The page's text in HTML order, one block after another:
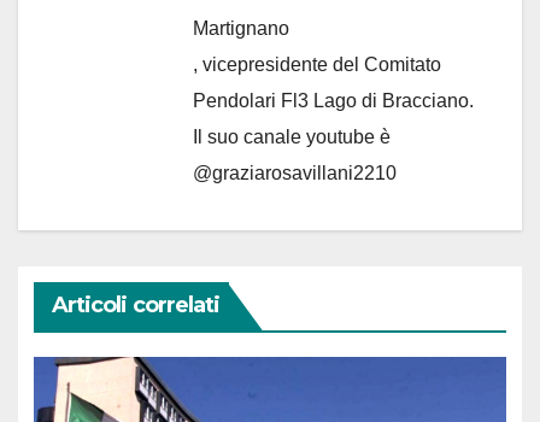
Martignano
, vicepresidente del Comitato
Pendolari Fl3 Lago di Bracciano.
Il suo canale youtube è
@graziarosavillani2210
Articoli correlati